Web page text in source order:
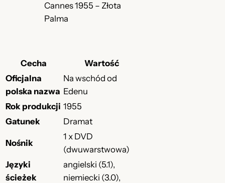
Cannes 1955 – Złota
Palma
Cecha
Wartość
Oficjalna
polska nazwa
Na wschód od
Edenu
Rok produkcji 1955
Gatunek
Dramat
Nośnik
1 x DVD
(dwuwarstwowa)
Języki
ścieżek
angielski (5.1),
niemiecki (3.0),